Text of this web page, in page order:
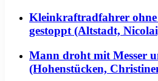
Kleinkraftradfahrer
gestoppt (Altstadt,
Mann droht mit Messer
(Hohenstücken,